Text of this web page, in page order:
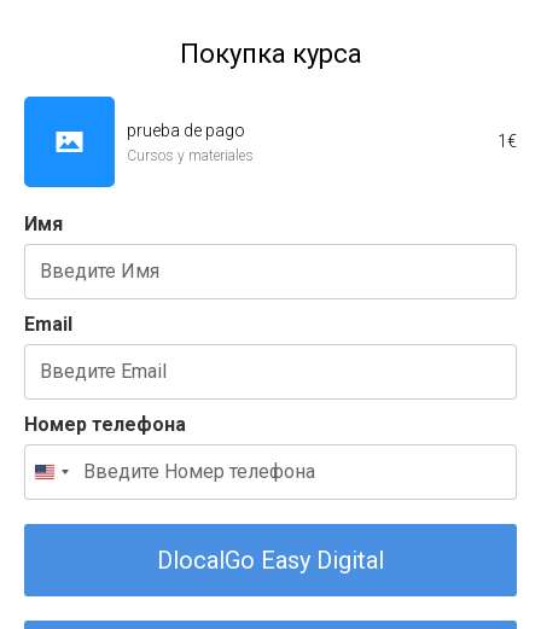
Покупка курса
prueba de pago
Cursos y materiales
1 €
Имя
Email
Номер телефона
DlocalGo Easy Digital